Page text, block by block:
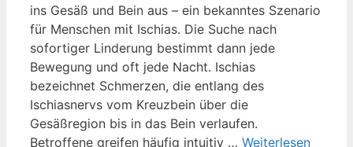
ins Gesäß und Bein aus – ein bekanntes Szenario
für Menschen mit Ischias. Die Suche nach
sofortiger Linderung bestimmt dann jede
Bewegung und oft jede Nacht. Ischias
bezeichnet Schmerzen, die entlang des
Ischiasnervs vom Kreuzbein über die
Gesäßregion bis in das Bein verlaufen.
Betroffene greifen häufig intuitiv … Weiterlesen